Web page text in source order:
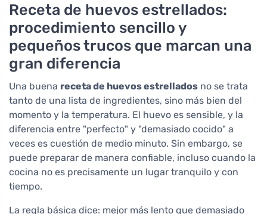
Receta de huevos estrellados:
procedimiento sencillo y
pequeños trucos que marcan una
gran diferencia
Una buena receta de huevos estrellados no se trata
tanto de una lista de ingredientes, sino más bien del
momento y la temperatura. El huevo es sensible, y la
diferencia entre "perfecto" y "demasiado cocido" a
veces es cuestión de medio minuto. Sin embargo, se
puede preparar de manera confiable, incluso cuando la
cocina no es precisamente un lugar tranquilo y con
tiempo.
La regla básica dice: mejor más lento que demasiado